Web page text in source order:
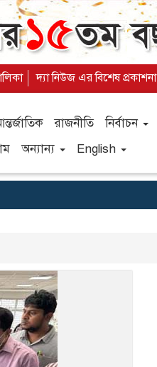
দ্যা নিউজ এর বিশেষ প্রকাশনা
রাজনীতি নির্বাচন
অন্যান্য English